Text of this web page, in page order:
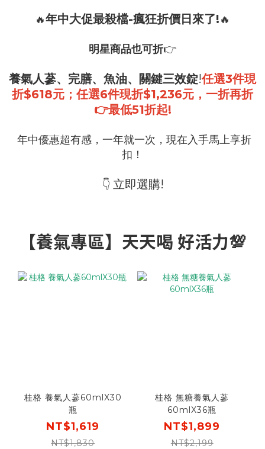
🔥年中大促最殺檔-瘋狂折價日來了!🔥
明星商品也可折👉
養氣人蔘、完膳、魚油、關鍵三效錠!任選3件現
折$618元；任選6件現折$1,236元，一折再折
👉最低51折起!
年中優惠超有感，一年就一次，現在入手馬上享折
扣！
👇 立即選購!
【養氣專區】天天喝 好活力💯
桂格 養氣人蔘60mlX30
瓶
NT$1,619
NT$1,830
桂格 無糖養氣人蔘
60mlX36瓶
NT$1,899
NT$2,199